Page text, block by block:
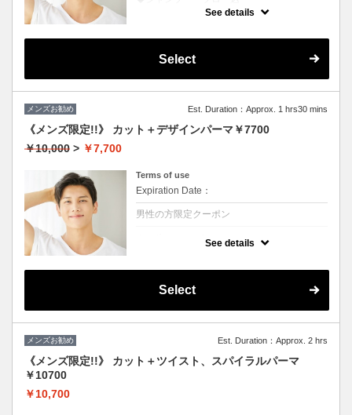
★ブリーチを除くカラー付き
See details
Select
メンズお勧め Est. Duration：Approx. 1 hrs30 mins
《メンズ限定!!》 カット＋デザインパーマ￥7700
￥10,000 > ￥7,700
Terms of use
Expiration Date：
男性の方限定クーポン
※ツイスト、スパイラルの場合は別途＋3000
See details
Select
メンズお勧め Est. Duration：Approx. 2 hrs
《メンズ限定!!》 カット＋ツイスト、スパイラルパーマ
￥10700
￥10,700